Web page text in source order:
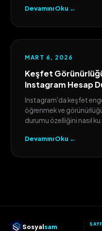
Devamını Oku ←
MART 6, 2026
Keşfet
Instagram Hesap
Instagram'da keşfet
öğrenmek ve
durumu özelliğini nasıl ku...
Devamını Oku ←
Sosyalsam